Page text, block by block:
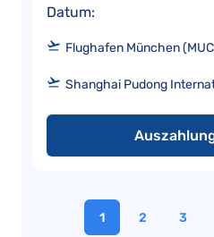
Datum:
Flughafen München
Shanghai Pudong
1 2 3